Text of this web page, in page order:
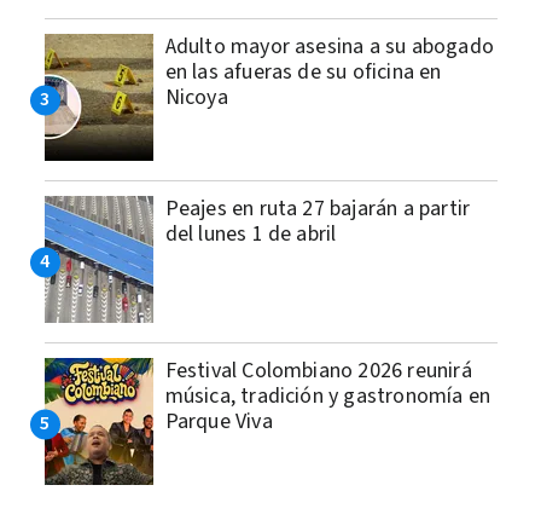
Adulto mayor asesina a su abogado
en las afueras de su oficina en
Nicoya
Peajes en ruta 27 bajarán a partir
del lunes 1 de abril
Festival Colombiano 2026 reunirá
música, tradición y gastronomía en
Parque Viva